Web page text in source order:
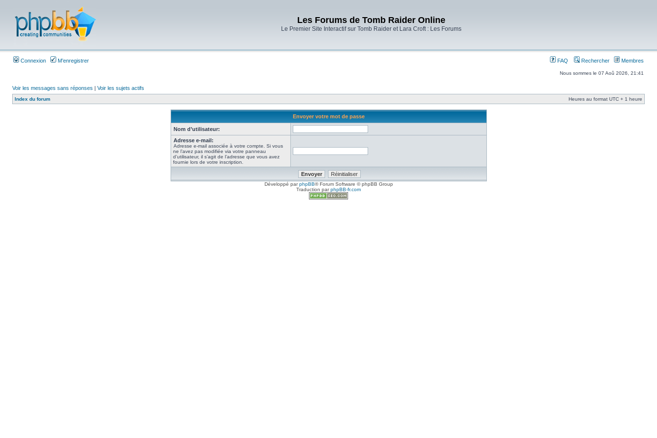
Les Forums de Tomb Raider Online
Le Premier Site Interactif sur Tomb Raider et Lara Croft : Les Forums
Connexion M’enregistrer FAQ Rechercher Membres
Nous sommes le 07 Aoû 2026, 21:41
Voir les messages sans réponses | Voir les sujets actifs
Index du forum Heures au format UTC + 1 heure
Envoyer votre mot de passe
Nom d’utilisateur:
Adresse e-mail:
Adresse e-mail associée à votre compte. Si vous
ne l’avez pas modifiée via votre panneau
d’utilisateur, il s’agit de l’adresse que vous avez
fournie lors de votre inscription.
Développé parphpBB® Forum Software © phpBB Group
Traduction parphpBB-fr.com